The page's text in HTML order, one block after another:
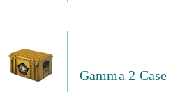
Gamma 2 Case